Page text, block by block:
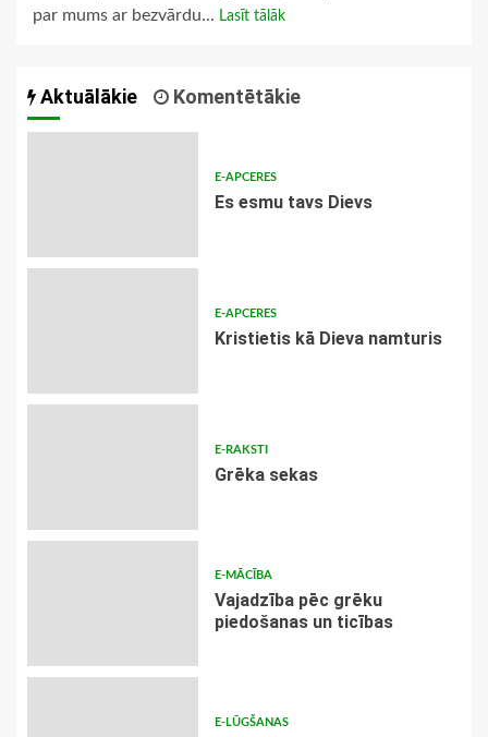
par mums ar bezvārdu... Lasīt tālāk
Aktuālākie Komentētākie
E-APCERES
Es esmu tavs Dievs
E-APCERES
Kristietis kā Dieva namturis
E-RAKSTI
Grēka sekas
E-MĀCĪBA
Vajadzība pēc grēku
piedošanas un ticības
E-LŪGŠANAS